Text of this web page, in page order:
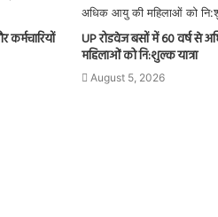
UP रोडवेज बसों में 60 वर्ष से
महिलाओं को नि:शुल्क यात्रा
August 5, 2026